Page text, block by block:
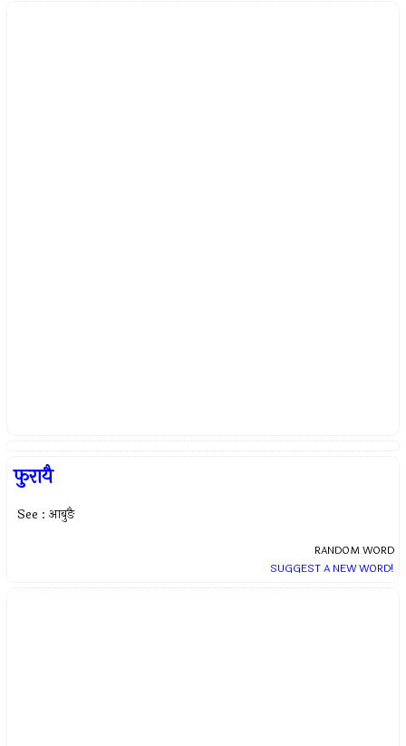
फुरायै
See : आबुङै
RANDOM WORD
SUGGEST A NEW WORD!